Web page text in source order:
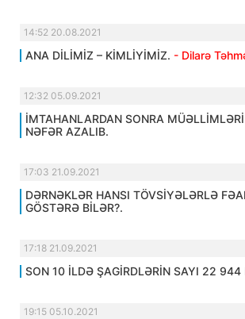
14:52 20.08.2021
ANA DİLİMİZ – KİMLİYİMİZ. - Dilarə
12:32 05.09.2021
İMTAHANLARDAN SONRA
NƏFƏR AZALIB.
17:03 21.09.2021
DƏRNƏKLƏR HANSI TÖVSİYƏLƏRLƏ
GÖSTƏRƏ BİLƏR?.
17:18 21.09.2021
SON 10 İLDƏ ŞAGİRDLƏRİN SAYI 22
19:15 05.10.2021